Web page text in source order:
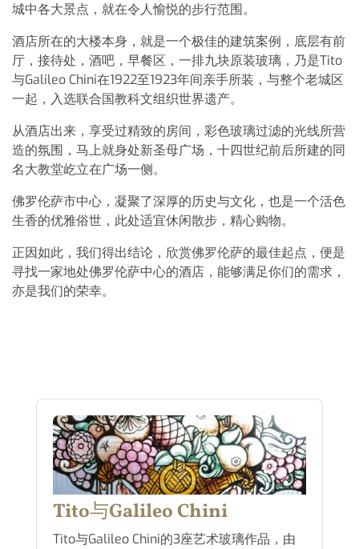
城中各大景点，就在令人愉悦的步行范围。
酒店所在的大楼本身，就是一个极佳的建筑案例，底层有前
厅，接待处，酒吧，早餐区，一排九块原装玻璃，乃是Tito
与Galileo Chini在1922至1923年间亲手所装，与整个老城区
一起，入选联合国教科文组织世界遗产。
从酒店出来，享受过精致的房间，彩色玻璃过滤的光线所营
造的氛围，马上就身处新圣母广场，十四世纪前后所建的同
名大教堂屹立在广场一侧。
佛罗伦萨市中心，凝聚了深厚的历史与文化，也是一个活色
生香的优雅俗世，此处适宜休闲散步，精心购物。
正因如此，我们得出结论，欣赏佛罗伦萨的最佳起点，便是
寻找一家地处佛罗伦萨中心的酒店，能够满足你们的需求，
亦是我们的荣幸。
Tito与Galileo Chini
Tito与Galileo Chini的3座艺术玻璃作品，由